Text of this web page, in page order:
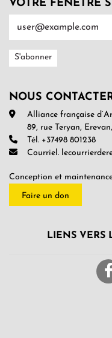
VOTRE FENÊTRE
NOUS
Alliance française
89, rue Teryan,
Tél. +37498 801238
Courriel.
Conception et
Faire un don
LIENS VERS